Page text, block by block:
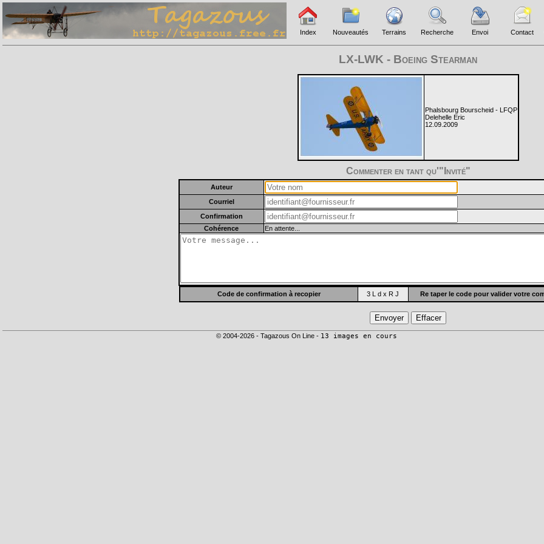
Index Nouveautés Terrains Recherche Envoi Contact
LX-LWK - Boeing Stearman
Phalsbourg Bourscheid - LFQP
Delehelle Eric
12.09.2009
Commenter en tant qu'"Invité"
Auteur
Courriel
Confirmation
Cohérence
En attente...
Code de confirmation à recopier 3 L d x R J Re taper le code pour valider votre
© 2004-2026 - Tagazous On Line - 13 images en cours